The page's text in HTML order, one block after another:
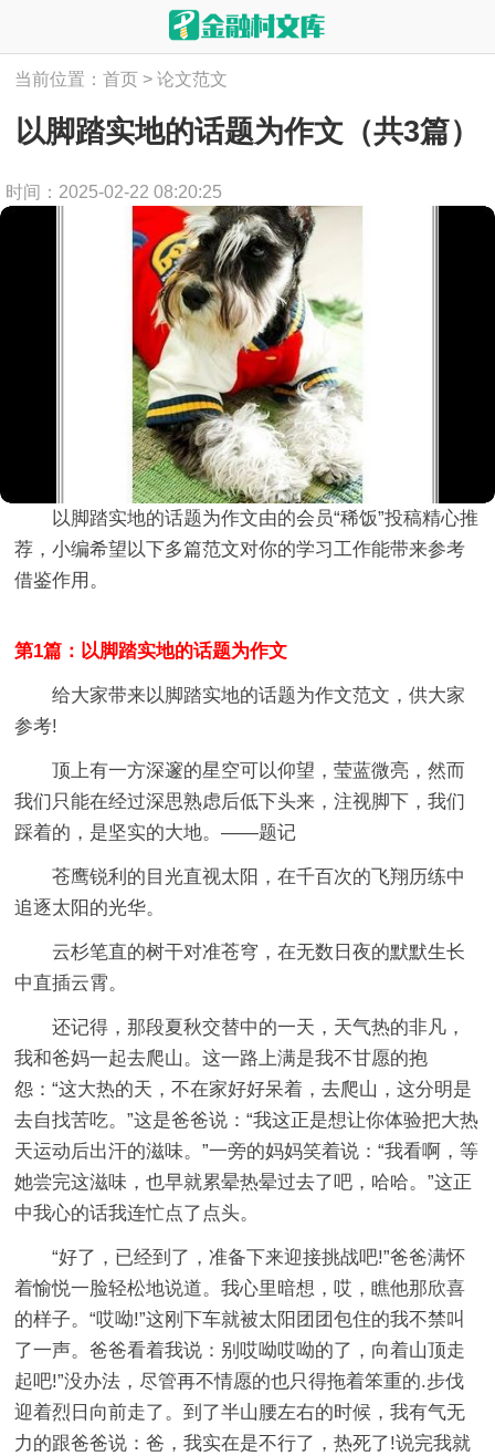
当前位置：首页 > 论文范文
以脚踏实地的话题为作文（共3篇）
时间：2025-02-22 08:20:25
以脚踏实地的话题为作文由的会员“稀饭”投稿精心推
荐，小编希望以下多篇范文对你的学习工作能带来参考
借鉴作用。
第1篇：以脚踏实地的话题为作文
给大家带来以脚踏实地的话题为作文范文，供大家
参考!
顶上有一方深邃的星空可以仰望，莹蓝微亮，然而
我们只能在经过深思熟虑后低下头来，注视脚下，我们
踩着的，是坚实的大地。——题记
苍鹰锐利的目光直视太阳，在千百次的飞翔历练中
追逐太阳的光华。
云杉笔直的树干对准苍穹，在无数日夜的默默生长
中直插云霄。
还记得，那段夏秋交替中的一天，天气热的非凡，
我和爸妈一起去爬山。这一路上满是我不甘愿的抱
怨：“这大热的天，不在家好好呆着，去爬山，这分明是
去自找苦吃。”这是爸爸说：“我这正是想让你体验把大热
天运动后出汗的滋味。”一旁的妈妈笑着说：“我看啊，等
她尝完这滋味，也早就累晕热晕过去了吧，哈哈。”这正
中我心的话我连忙点了点头。
“好了，已经到了，准备下来迎接挑战吧!”爸爸满怀
着愉悦一脸轻松地说道。我心里暗想，哎，瞧他那欣喜
的样子。“哎呦!”这刚下车就被太阳团团包住的我不禁叫
了一声。爸爸看着我说：别哎呦哎呦的了，向着山顶走
起吧!”没办法，尽管再不情愿的也只得拖着笨重的.步伐
迎着烈日向前走了。到了半山腰左右的时候，我有气无
力的跟爸爸说：爸，我实在是不行了，热死了!说完我就